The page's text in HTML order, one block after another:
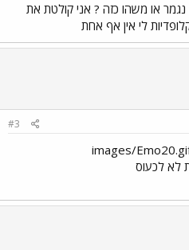
נגמר או משהו כזה ? אני קולטת את
לי אין אף אחת
#3
../images/